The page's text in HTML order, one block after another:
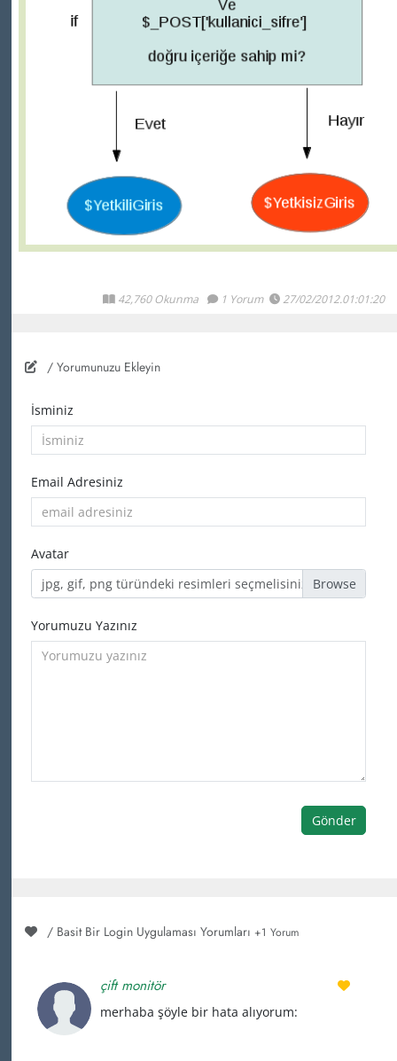
42,760 Okunma 1 Yorum 27/02/2012.01:01:20
/ Yorumunuzu Ekleyin
İsminiz
Email Adresiniz
Avatar
jpg, gif, png türündeki resimleri seçmelisiniz
Yorumuzu Yazınız
Gönder
/ Basit Bir Login Uygulaması Yorumları +1 Yorum
çift monitör
merhaba şöyle bir hata alıyorum: